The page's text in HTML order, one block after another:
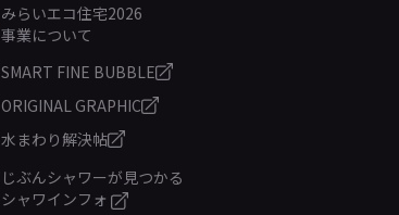
みらいエコ住宅2026
事業について
SMART FINE BUBBLE
ORIGINAL GRAPHIC
水まわり解決帖
じぶんシャワーが見つかる
シャワインフォ